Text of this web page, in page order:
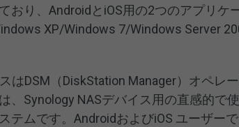
おり、AndroidとiOS用の2つのアプリケ
XP/Windows 7/Windows Server
はDSM（DiskStation Manager）オペレ
、Synology NASデバイス用の直感的で
テムです。AndroidおよびiOS ユーザー